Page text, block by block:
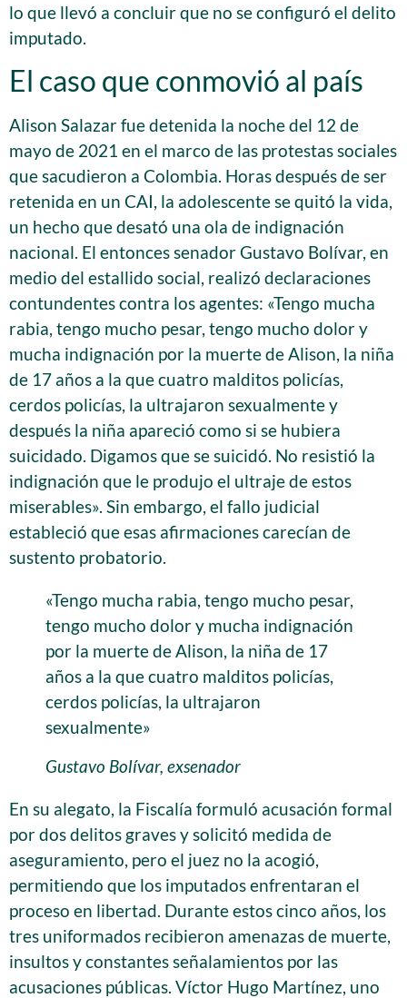
lo que llevó a concluir que no se configuró el delito
imputado.
El caso que conmovió al país
Alison Salazar fue detenida la noche del 12 de
mayo de 2021 en el marco de las protestas sociales
que sacudieron a Colombia. Horas después de ser
retenida en un CAI, la adolescente se quitó la vida,
un hecho que desató una ola de indignación
nacional. El entonces senador Gustavo Bolívar, en
medio del estallido social, realizó declaraciones
contundentes contra los agentes: «Tengo mucha
rabia, tengo mucho pesar, tengo mucho dolor y
mucha indignación por la muerte de Alison, la niña
de 17 años a la que cuatro malditos policías,
cerdos policías, la ultrajaron sexualmente y
después la niña apareció como si se hubiera
suicidado. Digamos que se suicidó. No resistió la
indignación que le produjo el ultraje de estos
miserables». Sin embargo, el fallo judicial
estableció que esas afirmaciones carecían de
sustento probatorio.
«Tengo mucha rabia, tengo mucho pesar,
tengo mucho dolor y mucha indignación
por la muerte de Alison, la niña de 17
años a la que cuatro malditos policías,
cerdos policías, la ultrajaron
sexualmente»
Gustavo Bolívar, exsenador
En su alegato, la Fiscalía formuló acusación formal
por dos delitos graves y solicitó medida de
aseguramiento, pero el juez no la acogió,
permitiendo que los imputados enfrentaran el
proceso en libertad. Durante estos cinco años, los
tres uniformados recibieron amenazas de muerte,
insultos y constantes señalamientos por las
acusaciones públicas. Víctor Hugo Martínez, uno